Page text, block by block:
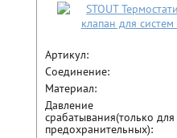
Артикул:
Соединение:
Материал:
Давление
срабатывания(только для
предохранительных):